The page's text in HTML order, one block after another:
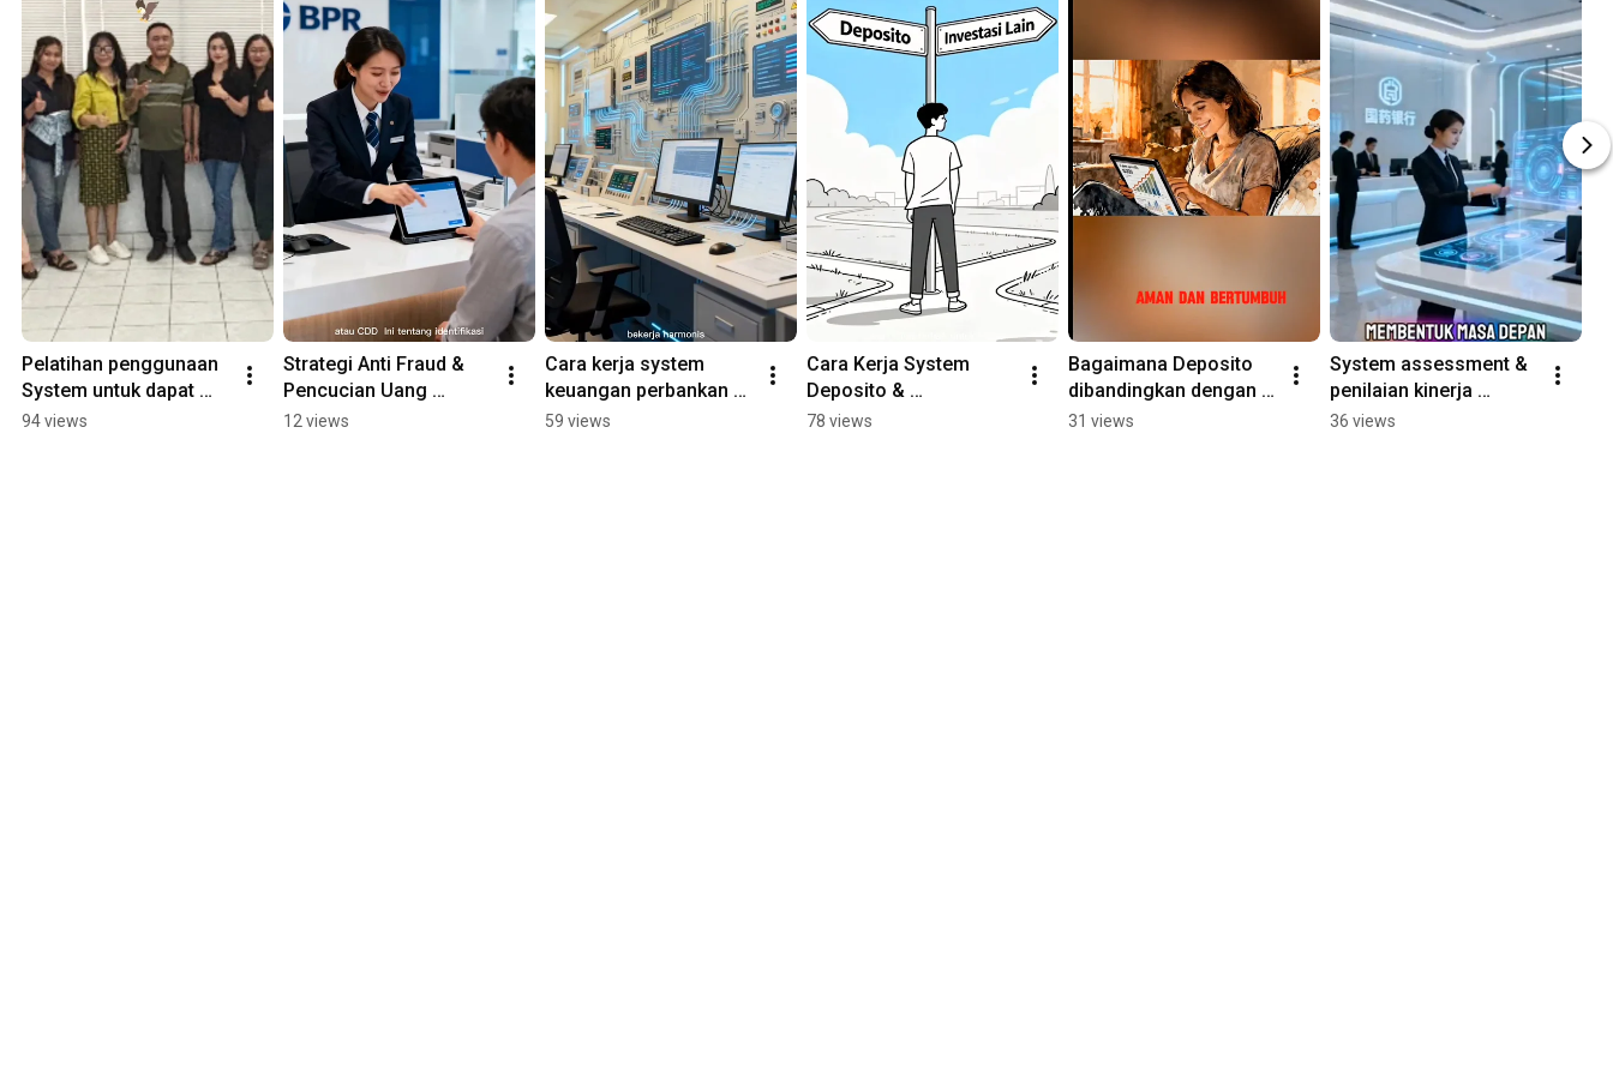
Pelatihan penggunaan
System untuk dapat
memperlancar seluruh
94 views
Strategi Anti Fraud &
Pencucian Uang
menggunakan system
12 views
Cara kerja system
keuangan perbankan
yang Akuran dan aman
59 views
Cara Kerja System
Deposito &
perbandingan dengan
78 views
Bagaimana Deposito
dibandingkan dengan
investasi lainnya ?
31 views
System assessment &
penilaian kinerja
karyawan
36 views